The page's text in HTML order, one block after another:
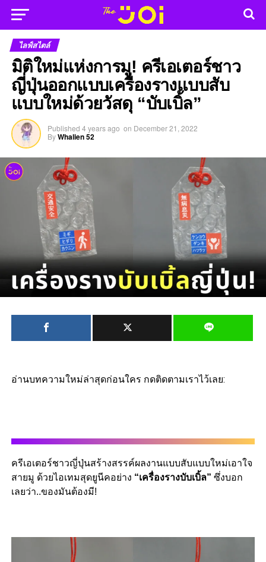
ไลฟ์สไตล์
มิติใหม่แห่งการมู! ครีเอเตอร์ชาว
ญี่ปุ่นออกแบบเครื่องรางแบบสับ
แบบใหม่ด้วยวัสดุ “บับเบิ้ล”
Published 4 years ago on December 21, 2022
ByWhalien 52
อ่านบทความใหม่ล่าสุดก่อนใคร กดติดตามเราไว้เลย:
ครีเอเตอร์ชาวญี่ปุ่นสร้างสรรค์ผลงานแบบสับแบบใหม่เอาใจ
สายมู ด้วยไอเทมสุดยูนีคอย่าง “เครื่องรางบับเบิ้ล” ซึ่งบอก
เลยว่า..ของมันต้องมี!